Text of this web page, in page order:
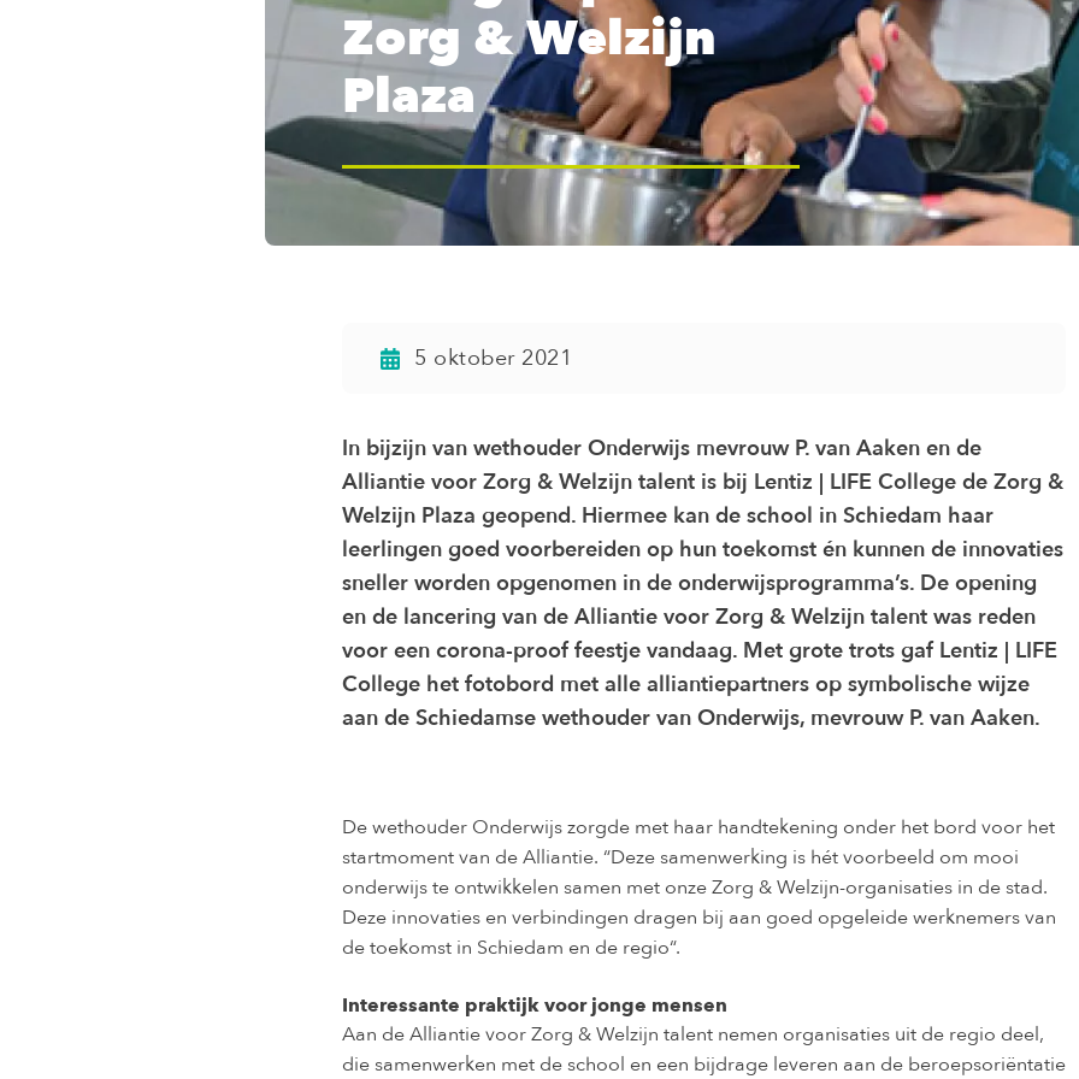
Zorg & Welzijn
Plaza
5 oktober 2021
In bijzijn van wethouder Onderwijs mevrouw P. van Aaken en de
Alliantie voor Zorg & Welzijn talent is bij Lentiz | LIFE College de Zorg &
Welzijn Plaza geopend. Hiermee kan de school in Schiedam haar
leerlingen goed voorbereiden op hun toekomst én kunnen de innovaties
sneller worden opgenomen in de onderwijsprogramma’s. De opening
en de lancering van de Alliantie voor Zorg & Welzijn talent was reden
voor een corona-proof feestje vandaag. Met grote trots gaf Lentiz | LIFE
College het fotobord met alle alliantiepartners op symbolische wijze
aan de Schiedamse wethouder van Onderwijs, mevrouw P. van Aaken.
De wethouder Onderwijs zorgde met haar handtekening onder het bord voor het
startmoment van de Alliantie. “Deze samenwerking is hét voorbeeld om mooi
onderwijs te ontwikkelen samen met onze Zorg & Welzijn-organisaties in de stad.
Deze innovaties en verbindingen dragen bij aan goed opgeleide werknemers van
de toekomst in Schiedam en de regio“.
Interessante praktijk voor jonge mensen
Aan de Alliantie voor Zorg & Welzijn talent nemen organisaties uit de regio deel,
die samenwerken met de school en een bijdrage leveren aan de beroepsoriëntatie